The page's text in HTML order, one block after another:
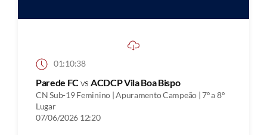
01:10:38
Parede FCvs ACDCP Vila Boa Bispo
CN Sub-19 Feminino | Apuramento Campeão | 7º a 8º
Lugar
07/06/2026 12:20